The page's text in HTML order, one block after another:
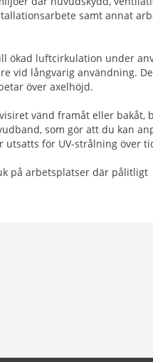
samt annat
ökad luftcirkulation under
vid långvarig användning.
över axelhöjd.
vänd framåt eller bakåt,
som gör att du kan
för UV-strålning över
på arbetsplatser där pålitligt